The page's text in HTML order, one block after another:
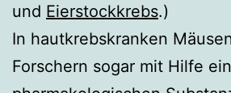
und Eierstockkrebs.)
In hautkrebskranken
Forschern sogar mit Hilfe